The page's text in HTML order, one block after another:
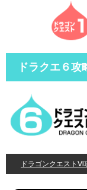
ドラクエ６攻
ドラゴンクエストⅥ